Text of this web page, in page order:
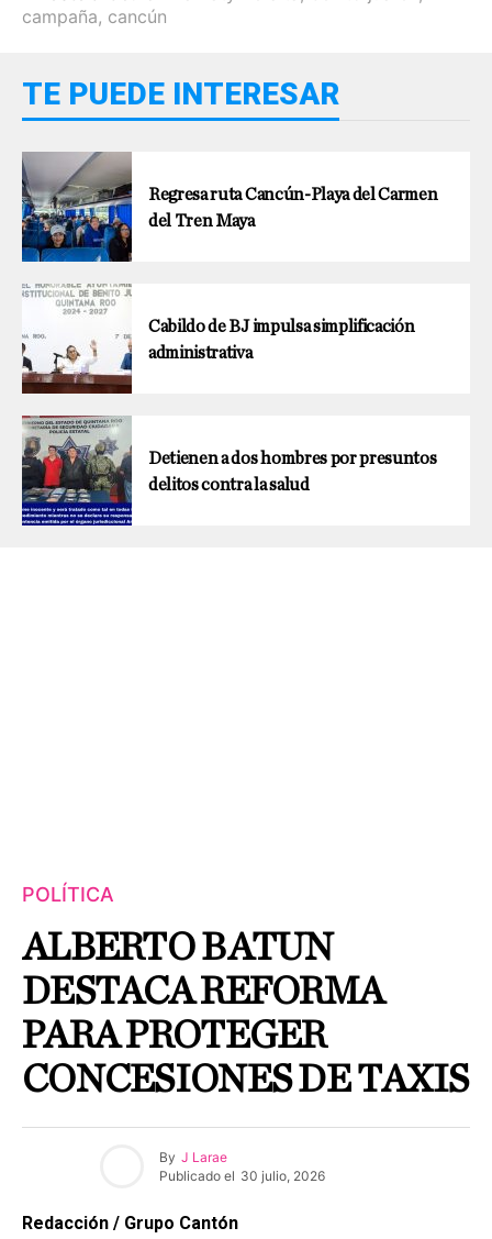
campaña, cancún
TE PUEDE INTERESAR
Regresa ruta Cancún-Playa del Carmen
del Tren Maya
Cabildo de BJ impulsa simplificación
administrativa
Detienen a dos hombres por presuntos
delitos contra la salud
POLÍTICA
ALBERTO BATUN
DESTACA REFORMA
PARA PROTEGER
CONCESIONES DE TAXIS
By J Larae
Publicado el 30 julio, 2026
Redacción / Grupo Cantón